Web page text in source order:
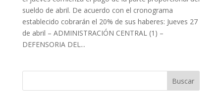
sueldo de abril. De acuerdo con el cronograma
establecido cobrarán el 20% de sus haberes: Jueves 27
de abril – ADMINISTRACIÓN CENTRAL (1) –
DEFENSORIA DEL...
Buscar